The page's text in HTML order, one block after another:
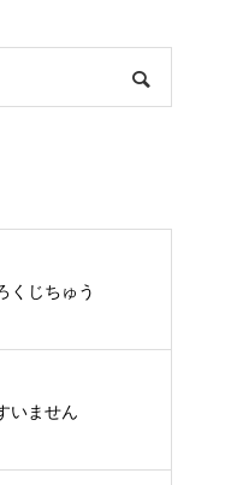
くじちゅう
いません